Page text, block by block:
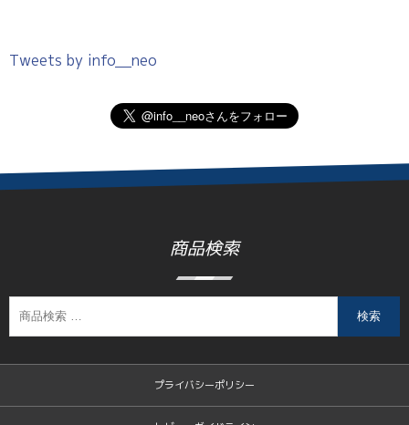
Tweets by info__neo
商品検索
検索
プライバシーポリシー